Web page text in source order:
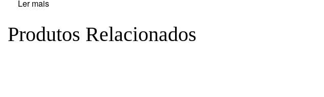
Ler mais
Produtos Relacionados